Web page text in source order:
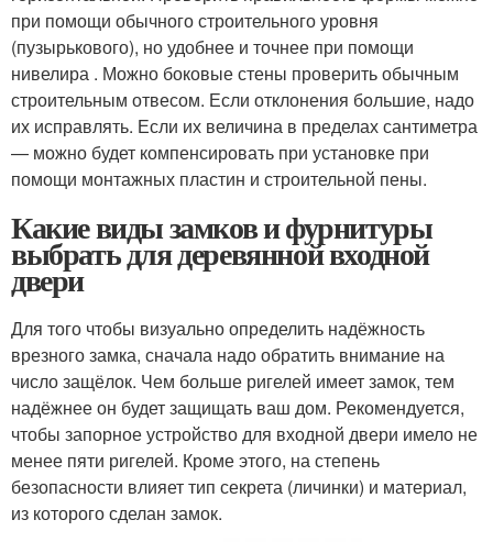
при помощи обычного строительного уровня
(пузырькового), но удобнее и точнее при помощи
нивелира . Можно боковые стены проверить обычным
строительным отвесом. Если отклонения большие, надо
их исправлять. Если их величина в пределах сантиметра
— можно будет компенсировать при установке при
помощи монтажных пластин и строительной пены.
Какие виды замков и фурнитуры
выбрать для деревянной входной
двери
Для того чтобы визуально определить надёжность
врезного замка, сначала надо обратить внимание на
число защёлок. Чем больше ригелей имеет замок, тем
надёжнее он будет защищать ваш дом. Рекомендуется,
чтобы запорное устройство для входной двери имело не
менее пяти ригелей. Кроме этого, на степень
безопасности влияет тип секрета (личинки) и материал,
из которого сделан замок.